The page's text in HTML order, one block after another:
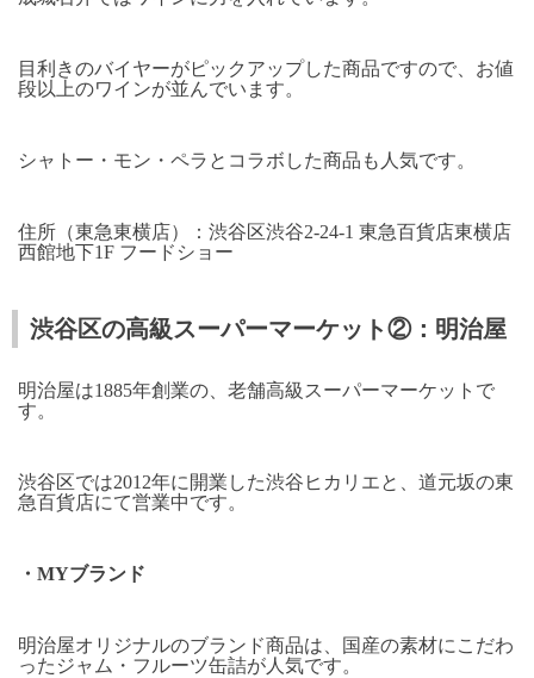
目利きのバイヤーがピックアップした商品ですので、お値
段以上のワインが並んでいます。
シャトー・モン・ペラとコラボした商品も人気です。
住所（東急東横店）：渋谷区渋谷2-24-1 東急百貨店東横店
西館地下1F フードショー
渋谷区の高級スーパーマーケット②：明治屋
明治屋は1885年創業の、老舗高級スーパーマーケットで
す。
渋谷区では2012年に開業した渋谷ヒカリエと、道元坂の東
急百貨店にて営業中です。
・ MYブランド
明治屋オリジナルのブランド商品は、国産の素材にこだわ
ったジャム・フルーツ缶詰が人気です。